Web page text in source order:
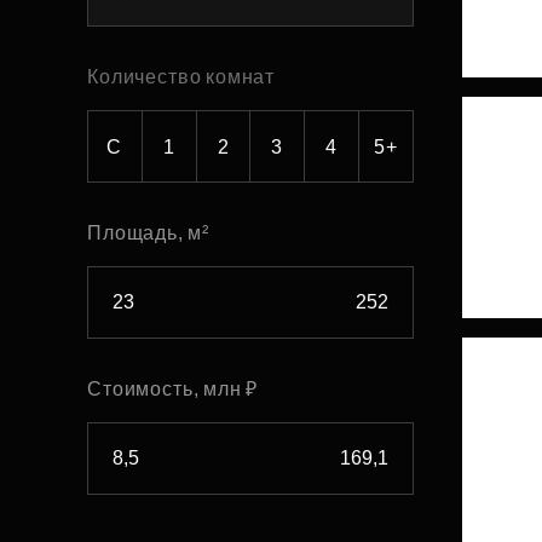
Рефинансирование
Количество комнат
С 1 2 3 4 5+
Площадь, м²
Стоимость, млн ₽